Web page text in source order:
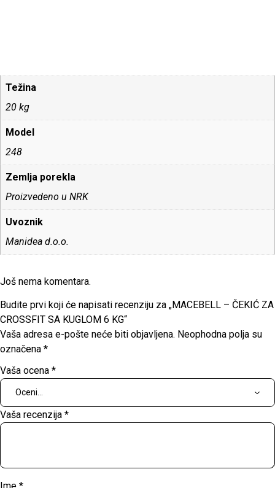
Težina
20 kg
Model
248
Zemlja porekla
Proizvedeno u NRK
Uvoznik
Manidea d.o.o.
Još nema komentara.
Budite prvi koji će napisati recenziju za „MACEBELL – ČEKIĆ ZA
CROSSFIT SA KUGLOM 6 KG“
Vaša adresa e-pošte neće biti objavljena. Neophodna polja su
označena *
Vaša ocena *
Vaša recenzija *